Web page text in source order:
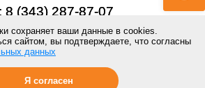
8 (343) 287-87-07
tractor.ru
сохраняет ваши данные в cookies.
сайтом, вы подтверждаете, что согласны
данных
Я согласен